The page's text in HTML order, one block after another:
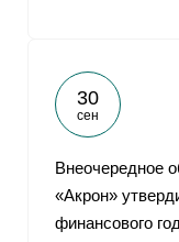
30
сен
Внеочередное
«Акрон»
финансового